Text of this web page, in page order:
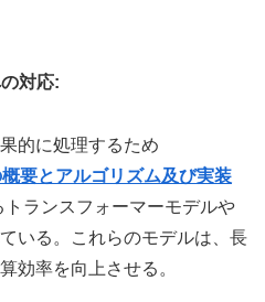
対応:
的に処理するため
要とアルゴリズム及び実装
トランスフォーマーモデルや
いる。これらのモデルは、長
効率を向上させる。